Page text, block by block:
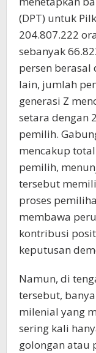
(DPT) untuk
204.807.222
sebanyak
persen berasal
lain, jumlah
generasi Z
setara dengan
pemilih.
mencakup
pemilih,
tersebut
proses
membawa
kontribusi
keputusan
Namun, di
tersebut,
milenial yang
sering kali
golongan atau